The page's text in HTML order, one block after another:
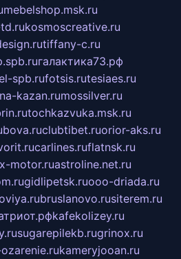
mebelshop.msk.ru
kosmoscreative.ru
tiffany-c.ru
галактика73.рф
spb.rufotsis.rutesiaes.ru
kazan.rumossilver.ru
tochkazvuka.msk.ru
clubtibet.ruorior-aks.ru
carlines.ruflatnsk.ru
motor.ruastroline.net.ru
gidlipetsk.ruooo-driada.ru
bruslanovo.rusiterem.ru
kafekolizey.ru
sugarepilekb.rugrinox.ru
kameryjooan.ru